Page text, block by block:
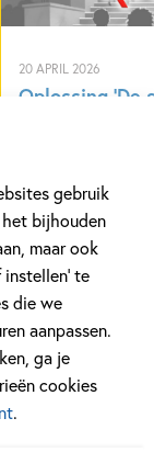
gebruik
bijhouden
maar ook
te
die we
aanpassen.
ga je
cookies
.
veel prijzen,
je zit te
Gouden Griffel
20 APRIL 2026
Oplossing ‘De
Lees meer